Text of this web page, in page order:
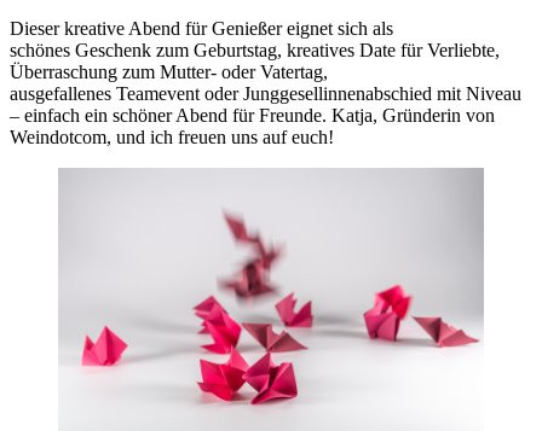
Dieser kreative Abend für Genießer eignet sich als
schönes Geschenk zum Geburtstag, kreatives Date für Verliebte,
Überraschung zum Mutter- oder Vatertag,
ausgefallenes Teamevent oder Junggesellinnenabschied mit Niveau
– einfach ein schöner Abend für Freunde. Katja, Gründerin von
Weindotcom, und ich freuen uns auf euch!